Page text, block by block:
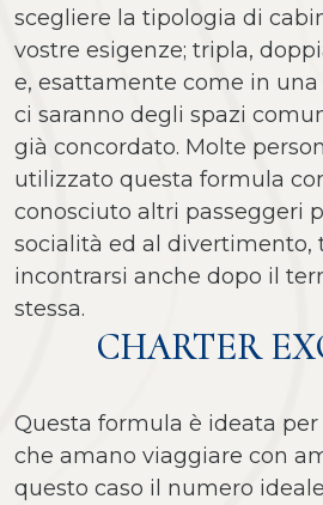
scegliere la tipologia di
vostre esigenze; tripla,
e, esattamente come in una
ci saranno degli spazi
già concordato. Molte
utilizzato questa formula
conosciuto altri passeggeri
socialità ed al divertimento,
incontrarsi anche dopo il
stessa.
CHARTER
Questa formula è ideata
che amano viaggiare con
questo caso il numero